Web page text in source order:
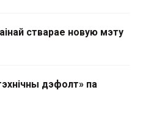
стварае новую мэту
дэфолт» па